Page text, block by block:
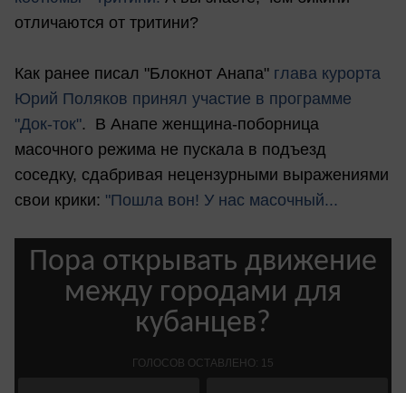
отличаются от тритини?
Как ранее писал "Блокнот Анапа" глава курорта
Юрий Поляков принял участие в программе
"Док-ток". В Анапе женщина-поборница
масочного режима не пускала в подъезд
соседку, сдабривая нецензурными выражениями
свои крики: "Пошла вон! У нас масочный...